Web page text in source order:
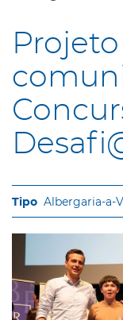
Albergaria-a-